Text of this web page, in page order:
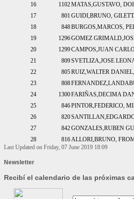
16
1102MATAS,GUSTAVO,
17
801 GUIDI,BRUNO,
18
848BURGOS,MARCOS,
19
1296GOMEZ
20
1299CAMPOS,JUAN
21
809SVETLIZA,JOSE
22
805RUIZ,WALTER
23
808
24
1300FARIÑAS,DECIMA
25
846PINTOR,FEDERICO,
26
820
27
842GONZALES,RUBEN
28
816ALLORI,BRUNO,
Last Updated on Friday, 07 June 2019 18:09
Newsletter
Recibí el calendario de las próximas